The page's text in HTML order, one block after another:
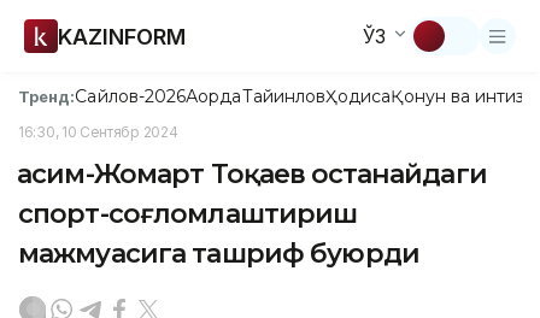
KAZINFORM ЎЗ
Тренд:Сайлов-2026АқордаТайинловҲодисаҚонун ва
16:30, 10 Сентябр 2024
Қасим-Жомарт Тоқаев Қостанайдаги
спорт-соғломлаштириш
мажмуасига ташриф буюрди